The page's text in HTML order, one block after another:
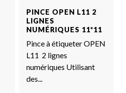
PINCE OPEN L11 2
LIGNES
NUMÉRIQUES 11*11
Pince à étiqueter OPEN
L11 2 lignes
numériques Utilisant
des...